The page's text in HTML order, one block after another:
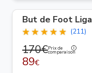
But de Foot Liga
(211)
170€Prix de
comparaison
89€